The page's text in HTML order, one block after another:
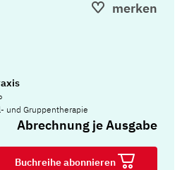
merken
und Gruppentherapie
Abrechnung je Ausgabe
Buchreihe abonnieren